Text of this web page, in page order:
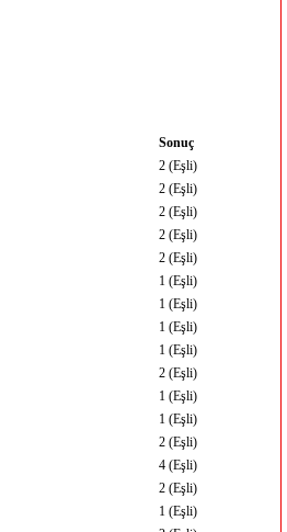
Sonuç
2 (Eşli)
2 (Eşli)
2 (Eşli)
2 (Eşli)
2 (Eşli)
1 (Eşli)
1 (Eşli)
1 (Eşli)
1 (Eşli)
2 (Eşli)
1 (Eşli)
1 (Eşli)
2 (Eşli)
4 (Eşli)
2 (Eşli)
1 (Eşli)